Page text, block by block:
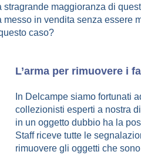
maggioranza di
in vendita senza essere
caso?
L’arma per rimuovere i
In Delcampe siamo fortunati
collezionisti esperti a nostra
in un oggetto dubbio ha la
Staff riceve tutte le
rimuovere gli oggetti che